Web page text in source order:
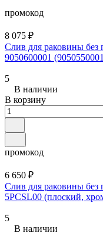
промокод
8 075 ₽
Слив для раковины без
9050600001
5
В наличии
В корзину
промокод
6 650 ₽
Слив для раковины без
5PCSL00 (плоский,
5
В наличии